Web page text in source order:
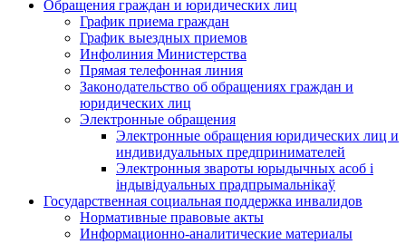
Обращения граждан и юридических лиц
График приема граждан
График выездных приемов
Инфолиния Министерства
Прямая телефонная линия
Законодательство об обращениях граждан и
юридических лиц
Электронные обращения
Электронные обращения юридических лиц и
индивидуальных предпринимателей
Электронныя звароты юрыдычных асоб і
індывідуальных прадпрымальнікаў
Государственная социальная поддержка инвалидов
Нормативные правовые акты
Информационно-аналитические материалы